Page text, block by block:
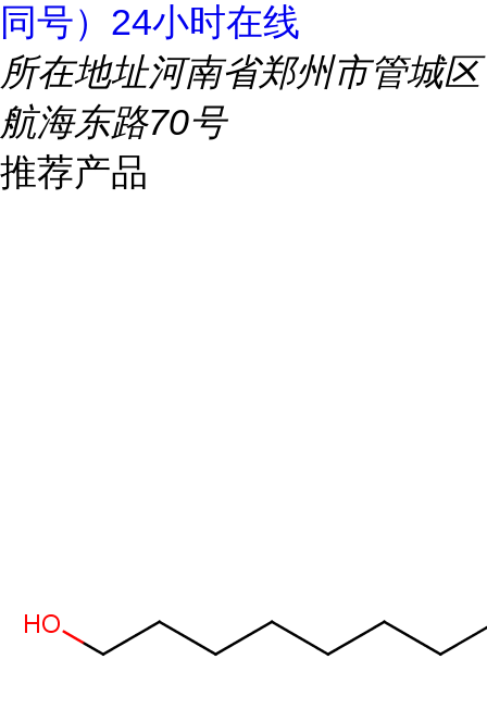
同号）24小时在线
所在地址河南省郑州市管城区
航海东路70号
推荐产品